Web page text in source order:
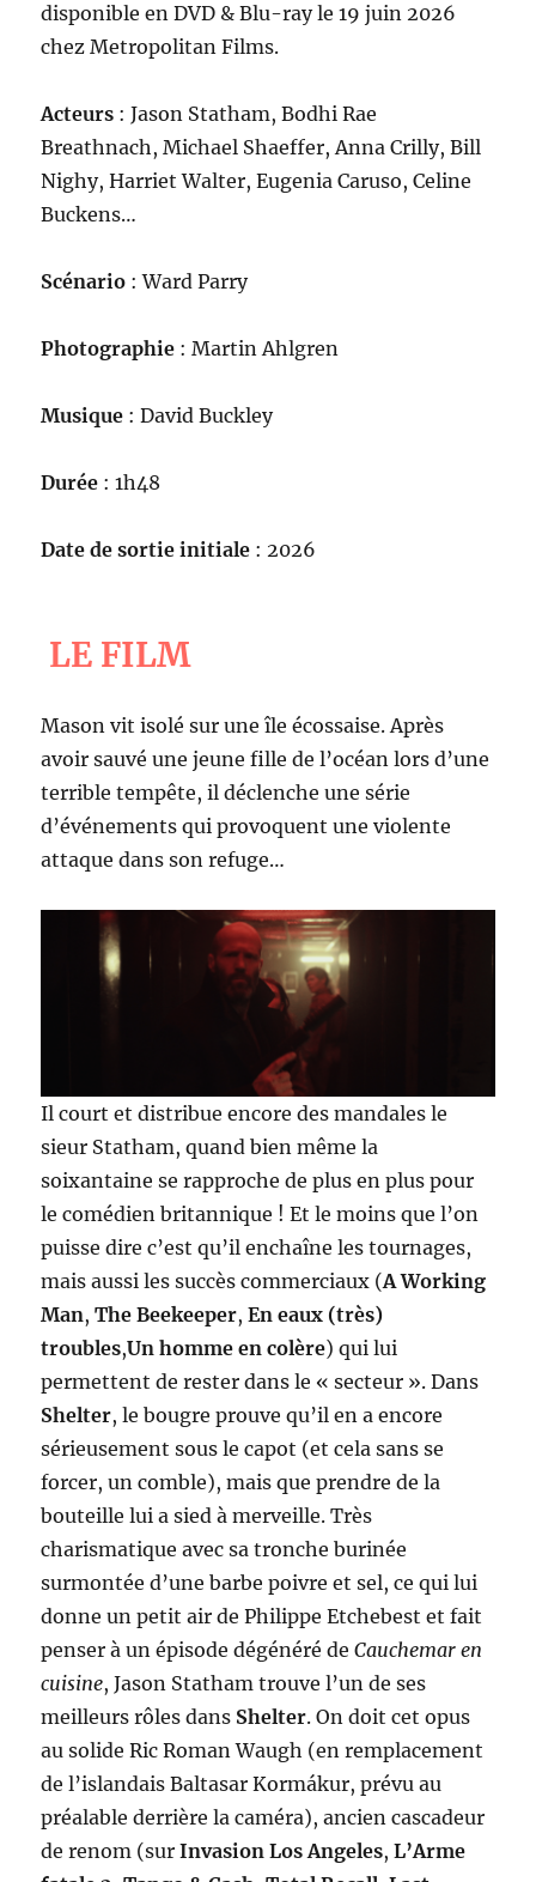
disponible en DVD & Blu-ray le 19 juin 2026
chez Metropolitan Films.
Acteurs : Jason Statham, Bodhi Rae
Breathnach, Michael Shaeffer, Anna Crilly, Bill
Nighy, Harriet Walter, Eugenia Caruso, Celine
Buckens…
Scénario : Ward Parry
Photographie : Martin Ahlgren
Musique : David Buckley
Durée : 1h48
Date de sortie initiale : 2026
LE FILM
Mason vit isolé sur une île écossaise. Après
avoir sauvé une jeune fille de l’océan lors d’une
terrible tempête, il déclenche une série
d’événements qui provoquent une violente
attaque dans son refuge…
Il court et distribue encore des mandales le
sieur Statham, quand bien même la
soixantaine se rapproche de plus en plus pour
le comédien britannique ! Et le moins que l’on
puisse dire c’est qu’il enchaîne les tournages,
mais aussi les succès commerciaux (A Working
Man,The Beekeeper,En eaux (très)
troubles,Un homme en colère) qui lui
permettent de rester dans le « secteur ». Dans
Shelter, le bougre prouve qu’il en a encore
sérieusement sous le capot (et cela sans se
forcer, un comble), mais que prendre de la
bouteille lui a sied à merveille. Très
charismatique avec sa tronche burinée
surmontée d’une barbe poivre et sel, ce qui lui
donne un petit air de Philippe Etchebest et fait
penser à un épisode dégénéré deCauchemar en
cuisine, Jason Statham trouve l’un de ses
meilleurs rôles dans Shelter. On doit cet opus
au solide Ric Roman Waugh (en remplacement
de l’islandais Baltasar Kormákur, prévu au
préalable derrière la caméra), ancien cascadeur
de renom (surInvasion Los Angeles,L’Arme